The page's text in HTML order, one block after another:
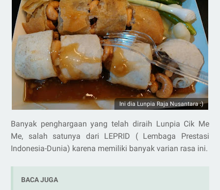
Ini dia Lunpia Raja Nusantara :)
Banyak penghargaan yang telah diraih Lunpia Cik Me
Me, salah satunya dari LEPRID ( Lembaga Prestasi
Indonesia-Dunia) karena memiliki banyak varian rasa ini.
BACA JUGA